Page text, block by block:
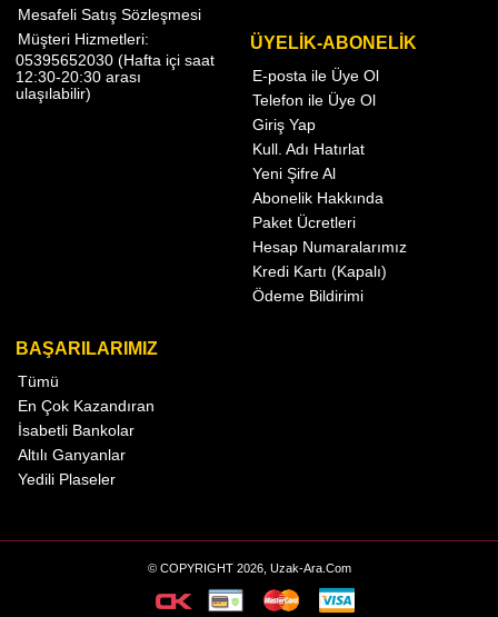
Mesafeli Satış Sözleşmesi
Müşteri Hizmetleri:
05395652030 (Hafta içi saat
12:30-20:30 arası
ulaşılabilir)
ÜYELİK-ABONELİK
E-posta ile Üye Ol
Telefon ile Üye Ol
Giriş Yap
Kull. Adı Hatırlat
Yeni Şifre Al
Abonelik Hakkında
Paket Ücretleri
Hesap Numaralarımız
Kredi Kartı (Kapalı)
Ödeme Bildirimi
BAŞARILARIMIZ
Tümü
En Çok Kazandıran
İsabetli Bankolar
Altılı Ganyanlar
Yedili Plaseler
© COPYRIGHT 2026, Uzak-Ara.Com